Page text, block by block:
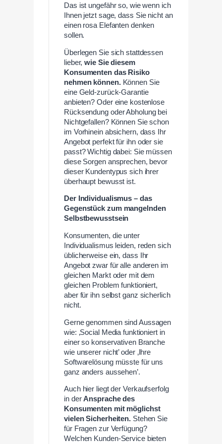
Das ist ungefähr so, wie wenn ich
Ihnen jetzt sage, dass Sie nicht an
einen rosa Elefanten denken
sollen.
Überlegen Sie sich stattdessen
lieber,wie Sie diesem
Konsumenten das Risiko
nehmen können.Können Sie
eine Geld-zurück-Garantie
anbieten? Oder eine kostenlose
Rücksendung oder Abholung bei
Nichtgefallen? Können Sie schon
im Vorhinein absichern, dass Ihr
Angebot perfekt für ihn oder sie
passt? Wichtig dabei: Sie müssen
diese Sorgen ansprechen, bevor
dieser Kundentypus sich ihrer
überhaupt bewusst ist.
Der Individualismus – das
Gegenstück zum mangelnden
Selbstbewusstsein
Konsumenten, die unter
Individualismus leiden, reden sich
üblicherweise ein, dass Ihr
Angebot zwar für alle anderen im
gleichen Markt oder mit dem
gleichen Problem funktioniert,
aber für ihn selbst ganz sicherlich
nicht.
Gerne genommen sind Aussagen
wie: ‚Social Media funktioniert in
einer so konservativen Branche
wie unserer nicht’ oder ‚Ihre
Softwarelösung müsste für uns
ganz anders aussehen’.
Auch hier liegt der Verkaufserfolg
in derAnsprache des
Konsumenten mit möglichst
vielen Sicherheiten. Stehen Sie
für Fragen zur Verfügung?
Welchen Kunden-Service bieten